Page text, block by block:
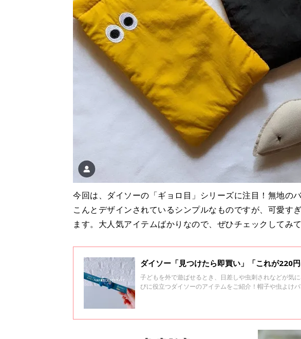
今回は、ダイソーの「ギョロ目」シリーズに注目！無地の
こんとデザインされているシンプルなものですが、可愛す
ます。大人気アイテムばかりなので、ぜひチェックしてみ
ダイソー「見つけたら即買い」「これが220
子どもを外で遊ばせるとき、日差しや虫刺されなどが気
びに役立つダイソーのアイテムをご紹介！帽子や虫よけ